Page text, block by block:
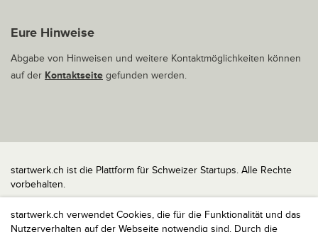
startwerk.ch verwendet Cookies, die für die Funktionalität und das
Nutzerverhalten auf der Webseite notwendig sind. Durch die
Eure Hinweise
Abgabe von Hinweisen und weitere Kontaktmöglichkeiten können
auf der Kontaktseite gefunden werden.
startwerk.ch ist die Plattform für Schweizer Startups. Alle Rechte
vorbehalten.
Impressum
Kontakt